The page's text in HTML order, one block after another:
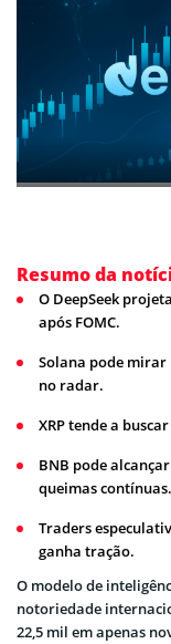
Resumo da
O DeepSeek
após FOMC.
Solana pode mirar
no radar.
XRP tende a
BNB pode
queimas contínuas.
Traders
ganha tração.
O modelo de
notoriedade
22,5 mil em apenas